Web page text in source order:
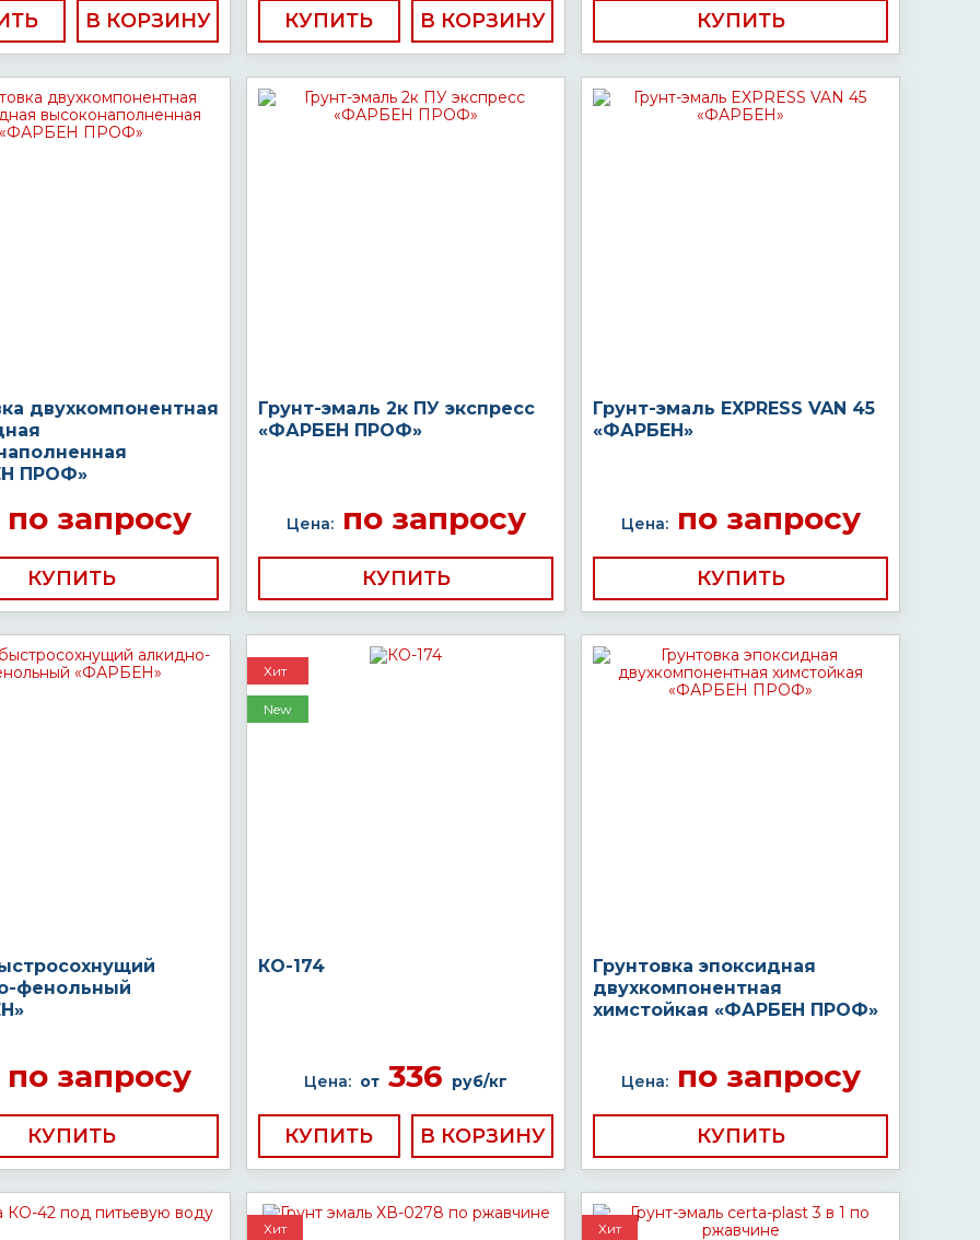
КУПИТЬ КУПИТЬ
двухкомпонентная
ПРОФ»
запросу
КУПИТЬ
Грунт-эмаль 2к ПУ экспресс
«ФАРБЕН ПРОФ»
Цена:по запросу
КУПИТЬ
Грунт-эмаль EXPRESS VAN 45
«ФАРБЕН»
Цена:по запросу
КУПИТЬ
фенольный
запросу
КУПИТЬ
Хит
New
КО-174
Цена: от 336 руб/кг
КУПИТЬ
Грунтовка эпоксидная
двухкомпонентная
химстойкая «ФАРБЕН ПРОФ»
Цена:по запросу
КУПИТЬ
Хит Хит